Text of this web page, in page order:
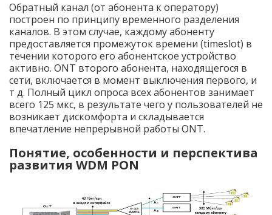
Обратный канал (от абонента к оператору)
построен по принципу временного разделения
каналов. В этом случае, каждому абоненту
предоставляется промежуток времени (timeslot) в
течении которого его абонентское устройство
активно. ONT второго абонента, находящегося в
сети, включается в момент выключения первого, и
т д. Полный цикл опроса всех абонентов занимает
всего 125 мкс, в результате чего у пользователей не
возникает дискомфорта и складывается
впечатление непрерывной работы ONT.
Понятие, особенности и перспектива
развития WDM PON